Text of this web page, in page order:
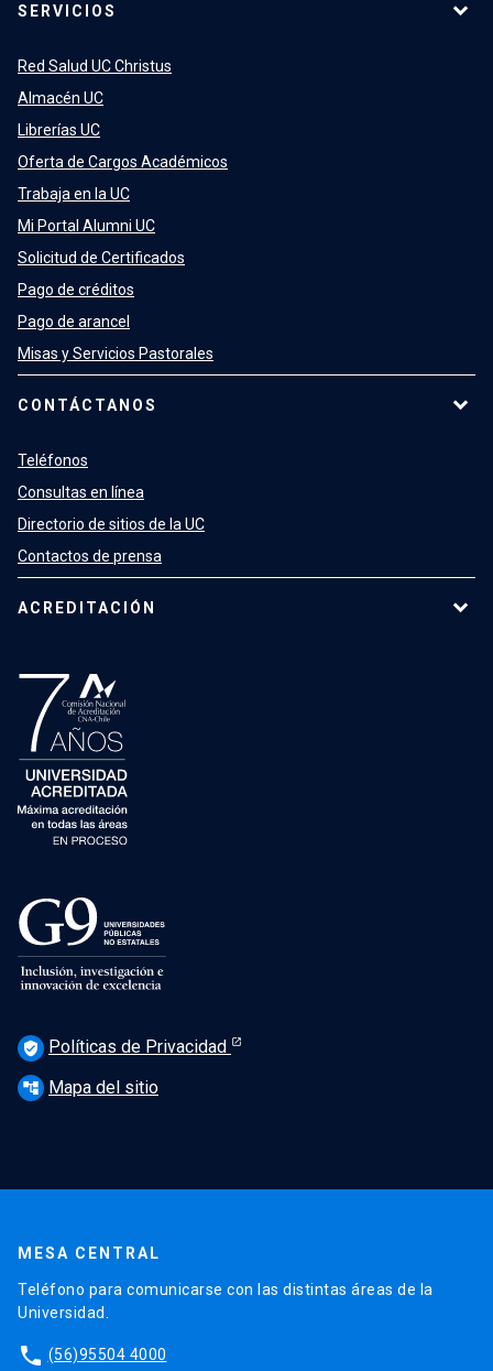
SERVICIOS
Red Salud UC Christus
Almacén UC
Librerías UC
Oferta de Cargos Académicos
Trabaja en la UC
Mi Portal Alumni UC
Solicitud de Certificados
Pago de créditos
Pago de arancel
Misas y Servicios Pastorales
CONTÁCTANOS
Teléfonos
Consultas en línea
Directorio de sitios de la UC
Contactos de prensa
ACREDITACIÓN
verified_user Políticas de Privacidad
account_tree Mapa del sitio
MESA CENTRAL
Teléfono para comunicarse con las distintas áreas de la
Universidad.
phone (56)95504 4000